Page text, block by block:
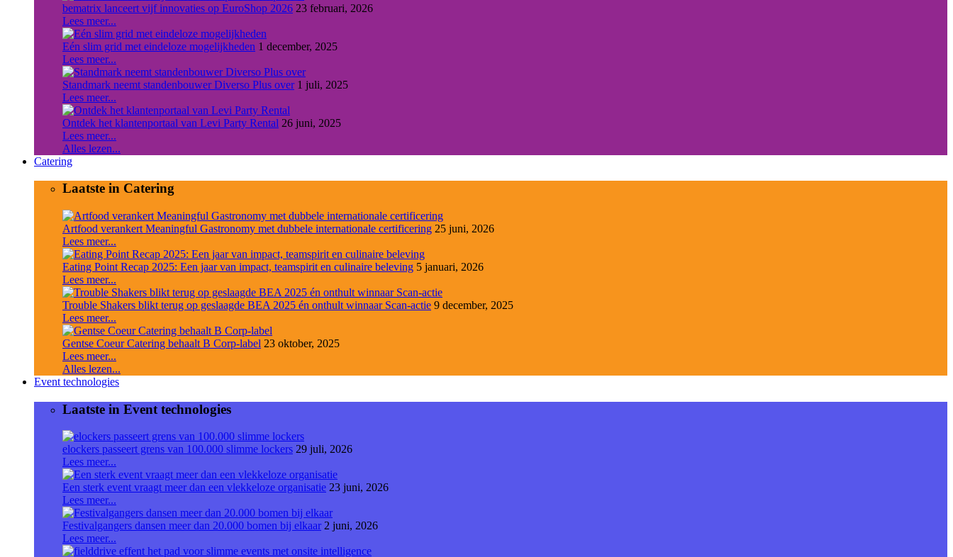
bematrix lanceert vijf innovaties op EuroShop 2026 23 februari, 2026
Lees meer...
Eén slim grid met eindeloze mogelijkheden 1 december, 2025
Lees meer...
Standmark neemt standenbouwer Diverso Plus over 1 juli, 2025
Lees meer...
Ontdek het klantenportaal van Levi Party Rental 26 juni, 2025
Lees meer...
Alles lezen...
Catering
Laatste in Catering
Artfood verankert Meaningful Gastronomy met dubbele internationale certificering 25 juni, 2026
Lees meer...
Eating Point Recap 2025: Een jaar van impact, teamspirit en culinaire beleving 5 januari, 2026
Lees meer...
Trouble Shakers blikt terug op geslaagde BEA 2025 én onthult winnaar Scan-actie 9 december, 2025
Lees meer...
Gentse Coeur Catering behaalt B Corp-label 23 oktober, 2025
Lees meer...
Alles lezen...
Event technologies
Laatste in Event technologies
elockers passeert grens van 100.000 slimme lockers 29 juli, 2026
Lees meer...
Een sterk event vraagt meer dan een vlekkeloze organisatie 23 juni, 2026
Lees meer...
Festivalgangers dansen meer dan 20.000 bomen bij elkaar 2 juni, 2026
Lees meer...